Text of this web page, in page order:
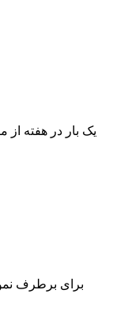
یک بار در هفته
برای برطرف